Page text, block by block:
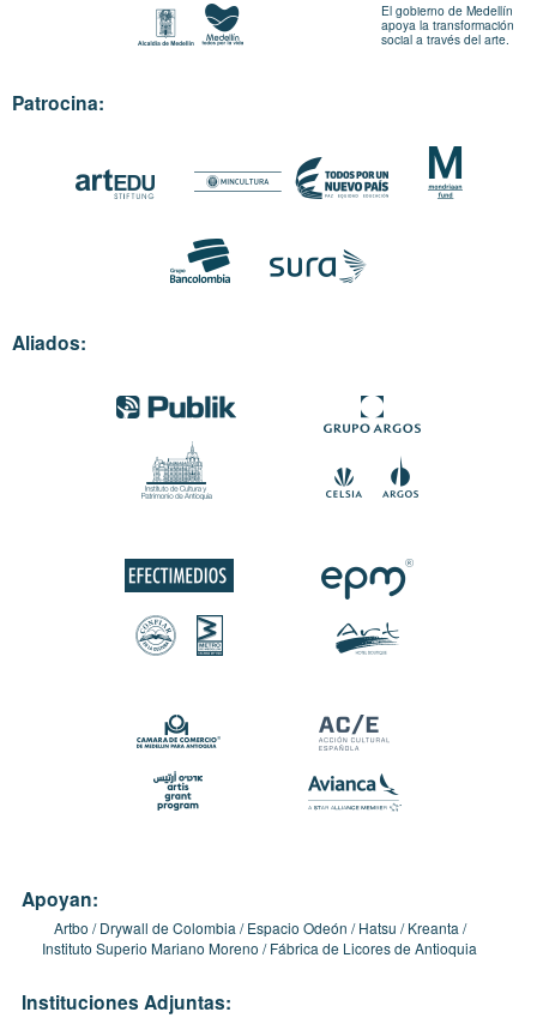
El gobierno de Medellín
apoya la transformación
social a través del arte.
Patrocina:
Aliados:
Apoyan:
Artbo Drywall de Colombia Espacio Odeón Hatsu
Kreanta
Instituto Superio Mariano Moreno
Fábrica de Licores de Antioquia
Instituciones Adjuntas: